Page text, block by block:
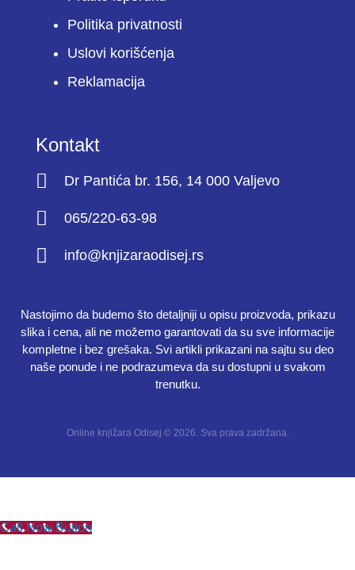
Politika privatnosti
Uslovi korišćenja
Reklamacija
Kontakt
Dr Pantića br. 156, 14 000 Valjevo
065/220-63-98
info@knjizaraodisej.rs
Nastojimo da budemo što detaljniji u opisu proizvoda, prikazu
slika i cena, ali ne možemo garantovati da su sve informacije
kompletne i bez grešaka. Svi artikli prikazani na sajtu su deo
naše ponude i ne podrazumeva da su dostupni u svakom
trenutku.
Online knjižara Odisej © 2026. Sva prava zadržana.
Call Now Button